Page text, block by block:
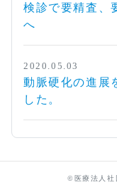
検診で要精査、
へ
2020.05.03
動脈硬化の進展
した。
©医療法人社